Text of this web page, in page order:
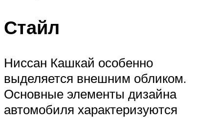
Стайл
Ниссан Кашкай особенно
выделяется внешним обликом.
Основные элементы дизайна
автомобиля характеризуются